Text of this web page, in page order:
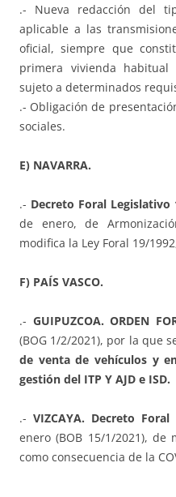
.- Nueva redacción del
aplicable a las
oficial, siempre que
primera vivienda
sujeto a determinados
.- Obligación de
sociales.
E) NAVARRA.
.- Decreto Foral Legislativo
de enero, de
modifica la Ley Foral 19/
F) PAÍS VASCO.
.- GUIPUZCOA. ORDEN
(BOG 1/2/2021), por la que
de venta de vehículos y
gestión del ITP Y AJD e ISD.
.- VIZCAYA. Decreto
enero (BOB 15/1/2021), de
como consecuencia de la